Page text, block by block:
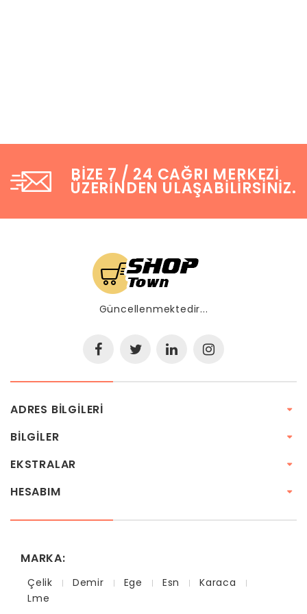
BIZE 7 / 24 CAĞRI MERKEZI
ÜZERINDEN ULAŞABILIRSINIZ.
Güncellenmektedir...
ADRES BILGILERI
BILGILER
EKSTRALAR
HESABIM
MARKA:
Çelik Demir Ege Esn
Karaca
Lme